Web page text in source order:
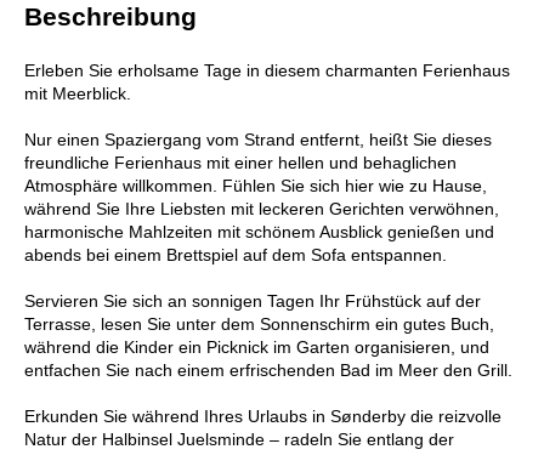
Beschreibung
Erleben Sie erholsame Tage in diesem charmanten Ferienhaus
mit Meerblick.
Nur einen Spaziergang vom Strand entfernt, heißt Sie dieses
freundliche Ferienhaus mit einer hellen und behaglichen
Atmosphäre willkommen. Fühlen Sie sich hier wie zu Hause,
während Sie Ihre Liebsten mit leckeren Gerichten verwöhnen,
harmonische Mahlzeiten mit schönem Ausblick genießen und
abends bei einem Brettspiel auf dem Sofa entspannen.
Servieren Sie sich an sonnigen Tagen Ihr Frühstück auf der
Terrasse, lesen Sie unter dem Sonnenschirm ein gutes Buch,
während die Kinder ein Picknick im Garten organisieren, und
entfachen Sie nach einem erfrischenden Bad im Meer den Grill.
Erkunden Sie während Ihres Urlaubs in Sønderby die reizvolle
Natur der Halbinsel Juelsminde – radeln Sie entlang der